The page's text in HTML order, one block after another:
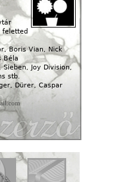
feletted
Boris Vian, Nick
Béla
Sieben, Joy Division,
stb.
Dürer, Caspar